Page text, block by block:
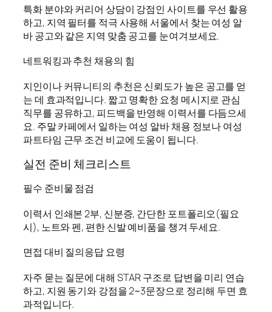
특화 분야와 커리어 상담이 강점인 사이트를 우선 활용
하고, 지역 필터를 적극 사용해 서울에서 찾는 여성 알
바 공고와 같은 지역 맞춤 공고를 눈여겨보세요.
네트워킹과 추천 채용의 힘
지인이나 커뮤니티의 추천은 신뢰도가 높은 공고를 얻
는 데 효과적입니다. 짧고 명확한 요청 메시지로 관심
직무를 공유하고, 피드백을 반영해 이력서를 다듬으세
요. 주말 카페에서 일하는 여성 알바 채용 정보나 여성
파트타임 근무 조건 비교에 도움이 됩니다.
실전 준비 체크리스트
필수 준비물 점검
이력서 인쇄본 2부, 신분증, 간단한 포트폴리오(필요
시), 노트와 펜, 편한 신발 예비품을 챙겨 두세요.
면접 대비 질의응답 요령
자주 묻는 질문에 대해 STAR 구조로 답변을 미리 연습
하고, 지원 동기와 강점을 2~3문장으로 정리해 두면 효
과적입니다.